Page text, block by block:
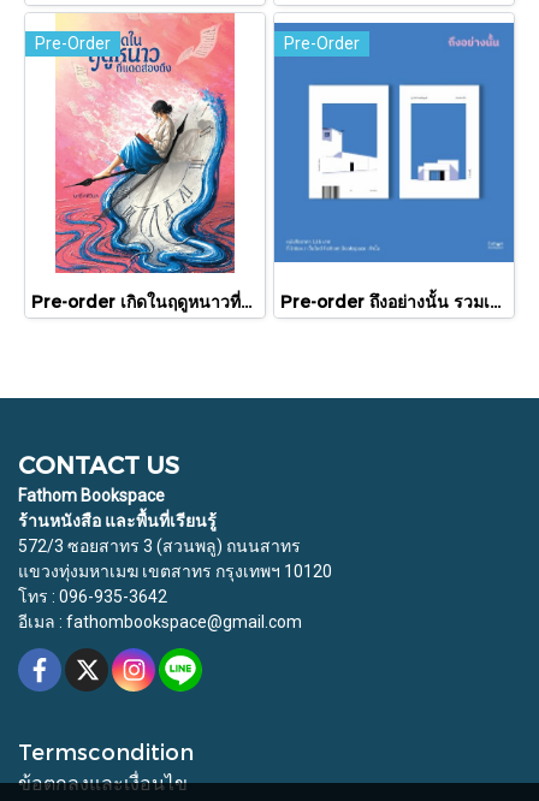
Pre-Order
Pre-order เกิดในฤดูหนาวที่แดดส่องถึง / นทธี ศศิวิมล / Pandora Press
Pre-Order
Pre-order ถึงอย่างนั้น รวมเรื่องสั้น / ภู่มณี ศิริพรไพบูลย์ / สำนักพิมพ์ตำหนัก
CONTACT US
Fathom Bookspace
ร้านหนังสือ และพื้นที่เรียนรู้
572/3 ซอยสาทร 3 (สวนพลู) ถนนสาทร
แขวงทุ่งมหาเมฆ เขตสาทร กรุงเทพฯ 10120
โทร : 096-935-3642
อีเมล : fathombookspace@gmail.com
Termscondition
ข้อตกลงและเงื่อนไข